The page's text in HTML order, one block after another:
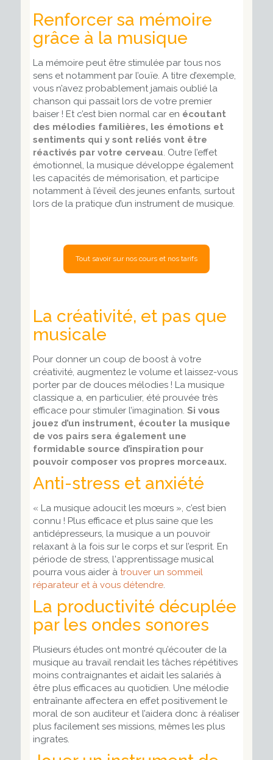
Renforcer sa mémoire
grâce à la musique
La mémoire peut être stimulée par tous nos
sens et notamment par l’ouïe. A titre d’exemple,
vous n’avez probablement jamais oublié la
chanson qui passait lors de votre premier
baiser ! Et c’est bien normal car en écoutant
des mélodies familières, les émotions et
sentiments qui y sont reliés vont être
réactivés par votre cerveau. Outre l’effet
émotionnel, la musique développe également
les capacités de mémorisation, et participe
notamment à l’éveil des jeunes enfants, surtout
lors de la pratique d’un instrument de musique.
La créativité, et pas que
musicale
Pour donner un coup de boost à votre
créativité, augmentez le volume et laissez-vous
porter par de douces mélodies ! La musique
classique a, en particulier, été prouvée très
efficace pour stimuler l’imagination. Si vous
jouez d’un instrument, écouter la musique
de vos pairs sera également une
formidable source d’inspiration pour
pouvoir composer vos propres morceaux.
Anti-stress et anxiété
« La musique adoucit les mœurs », c’est bien
connu ! Plus efficace et plus saine que les
antidépresseurs, la musique a un pouvoir
relaxant à la fois sur le corps et sur l’esprit. En
période de stress, l'apprentissage musical
pourra vous aider à trouver un sommeil
réparateur et à vous détendre.
La productivité décuplée
par les ondes sonores
Plusieurs études ont montré qu’écouter de la
musique au travail rendait les tâches répétitives
moins contraignantes et aidait les salariés à
être plus efficaces au quotidien. Une mélodie
entraînante affectera en effet positivement le
moral de son auditeur et l’aidera donc à réaliser
plus facilement ses missions, mêmes les plus
ingrates.